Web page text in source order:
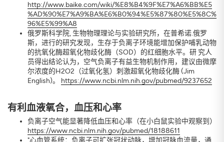
http://www.baike.com/wiki/%E8%B4%9F%E7%A6%BB%E5
%AD%90%E7%A9%BA%E6%B0%94%E5%87%80%E5%8C%
96%E5%99%A8
俄罗斯科学院, 生物物理理论与实验研究所，在普希诺.俄罗
斯，进行的研究发现，生存于负离子环境能增加保护哺乳动物
的抗氧化酶超氧化物歧化酶（SOD）的红细胞水平。研 究人
员得出结论认为，空气负离子有益生物机制作用，建议由微摩
尔浓度的H2O2（过氧化氢）刺激超氧化物歧化酶 (Jim
English)。 https://www.ncbi.nlm.nih.gov/pubmed/9237652
有利血液氧合，血压和心率
负离子空气能显著降低血压和心率（在小白鼠实验中观察到）
https://www.ncbi.nlm.nih.gov/pubmed/18188611
"心血管系统：负离子可扩张冠状动脉，增加冠脉血流量，通